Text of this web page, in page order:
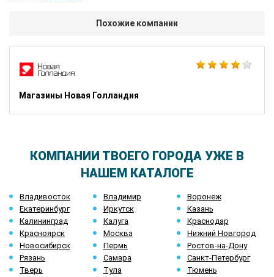
Похожие компании
Магазины Новая Голландия
КОМПАНИИ ТВОЕГО ГОРОДА УЖЕ В
НАШЕМ КАТАЛОГЕ
Владивосток Владимир
Воронеж
Екатеринбург
Иркутск
Казань
Калининград
Калуга
Краснодар
Красноярск
Москва
Нижний Новгород
Новосибирск
Пермь
Ростов-на-Дону
Рязань
Самара
Санкт-Петербург
Тверь
Тула Тюмень